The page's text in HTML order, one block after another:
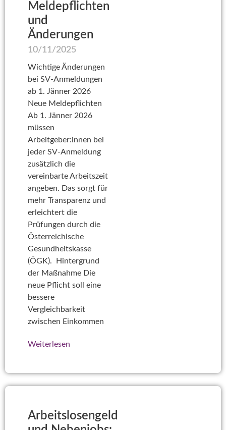
Meldepflichten
und
Änderungen
10/11/2025
Wichtige Änderungen
bei SV-Anmeldungen
ab 1. Jänner 2026
Neue Meldepflichten
Ab 1. Jänner 2026
müssen
Arbeitgeber:innen bei
jeder SV-Anmeldung
zusätzlich die
vereinbarte Arbeitszeit
angeben. Das sorgt für
mehr Transparenz und
erleichtert die
Prüfungen durch die
Österreichische
Gesundheitskasse
(ÖGK). Hintergrund
der Maßnahme Die
neue Pflicht soll eine
bessere
Vergleichbarkeit
zwischen Einkommen
Weiterlesen
Arbeitslosengeld